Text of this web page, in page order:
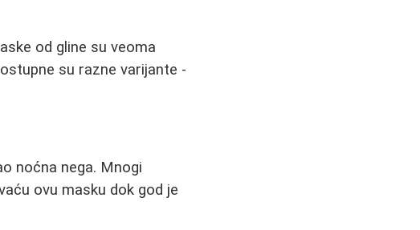
od gline su veoma
su razne varijante -
noćna nega. Mnogi
ovu masku dok god je